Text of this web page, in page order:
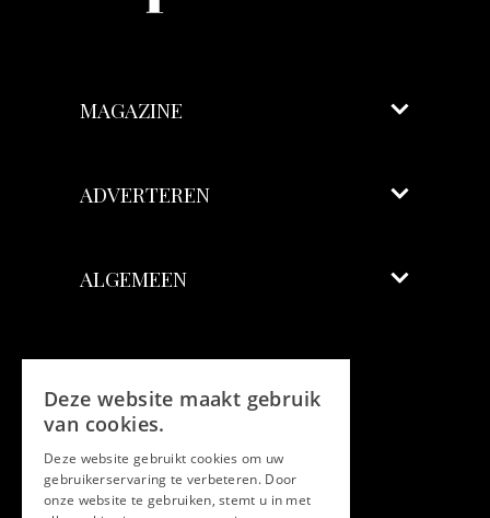
MAGAZINE
ADVERTEREN
ALGEMEEN
Facebook
Twitter
Deze website maakt gebruik
van cookies.
Deze website gebruikt cookies om uw
gebruikerservaring te verbeteren. Door
onze website te gebruiken, stemt u in met